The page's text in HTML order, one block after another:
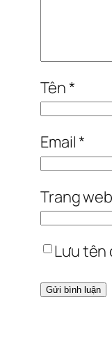
Tên*
Email*
Trang web
Lưu tên